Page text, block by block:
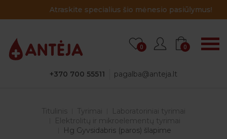
Atraskite specialius šio mėnesio pasiūlymus!
+370 700 55511 pagalba@anteja.lt
0 0
Titulinis Tyrimai
Laboratoriniai tyrimai
Elektrolitų ir mikroelementų tyrimai
Hg Gyvsidabris (paros) šlapime